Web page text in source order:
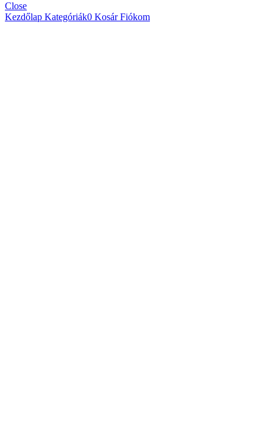
Close
Kezdőlap Kategóriák0 KosárFiókom